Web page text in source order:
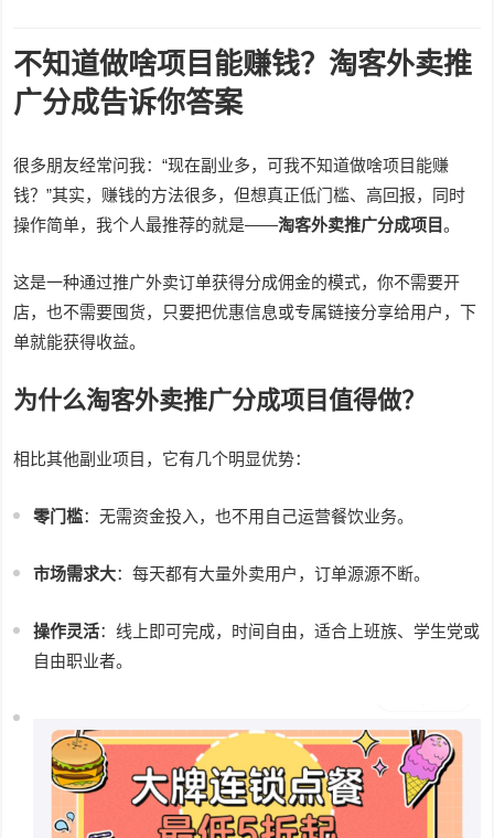
不知道做啥项目能赚钱？淘客外卖推
广分成告诉你答案
很多朋友经常问我：“现在副业多，可我不知道做啥项目能赚
钱？”其实，赚钱的方法很多，但想真正低门槛、高回报，同时
操作简单，我个人最推荐的就是——淘客外卖推广分成项目。
这是一种通过推广外卖订单获得分成佣金的模式，你不需要开
店，也不需要囤货，只要把优惠信息或专属链接分享给用户，下
单就能获得收益。
为什么淘客外卖推广分成项目值得做？
相比其他副业项目，它有几个明显优势：
零门槛：无需资金投入，也不用自己运营餐饮业务。
市场需求大：每天都有大量外卖用户，订单源源不断。
操作灵活：线上即可完成，时间自由，适合上班族、学生党或
自由职业者。